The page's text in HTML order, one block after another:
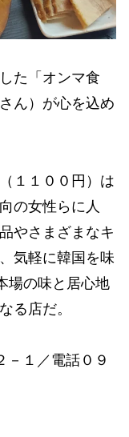
た「オンマ食
ん）が心を込め
１１００円）は
の女性らに人
やさまざまなキ
気軽に韓国を味
場の味と居心地
る店だ。
－１／電話０９